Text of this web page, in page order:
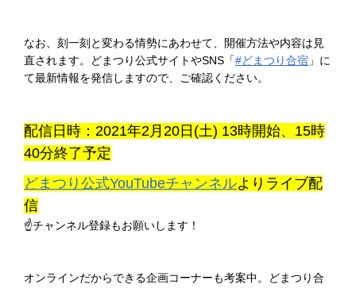
なお、刻一刻と変わる情勢にあわせて、開催方法や内容は見
直されます。どまつり公式サイトやSNS「#どまつり合宿 」に
て最新情報を発信しますので、ご確認ください。
配信日時：2021年2月20日(土) 13時開始、15時
40分終了予定
どまつり公式YouTubeチャンネルよりライブ配
信
☝チャンネル登録もお願いします！
オンラインだからできる企画コーナーも考案中。どまつり合